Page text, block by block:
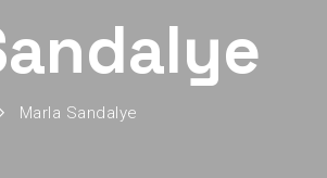
Marla Sandalye